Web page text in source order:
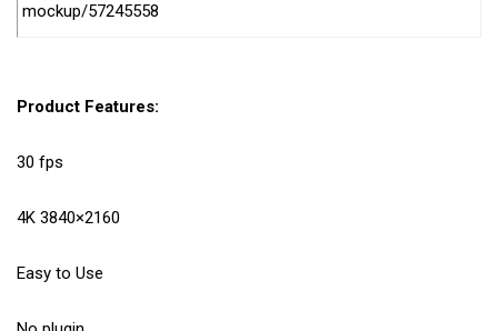
mockup/57245558
Product Features:
30 fps
4K 3840×2160
Easy to Use